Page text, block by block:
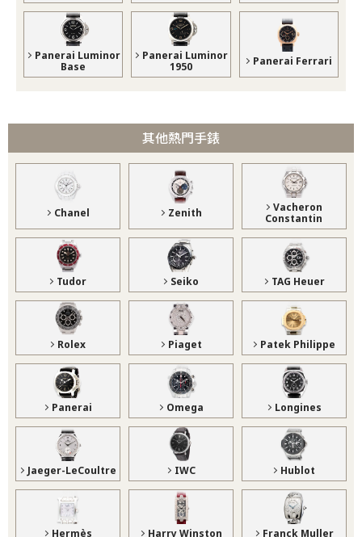
Panerai Luminor
Base
Panerai Luminor
1950
Panerai Ferrari
其他熱門手錶
Chanel Zenith
Vacheron
Constantin
Tudor Seiko TAG Heuer
Rolex Piaget Patek Philippe
Panerai Omega Longines
Jaeger-LeCoultre IWC Hublot
Hermès Harry Winston Franck Muller